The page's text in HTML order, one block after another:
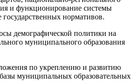
и функционирование системы
государственных нормативов.
демографической политики на
муниципального образования
по укреплению и развитию
муниципальных образовательных